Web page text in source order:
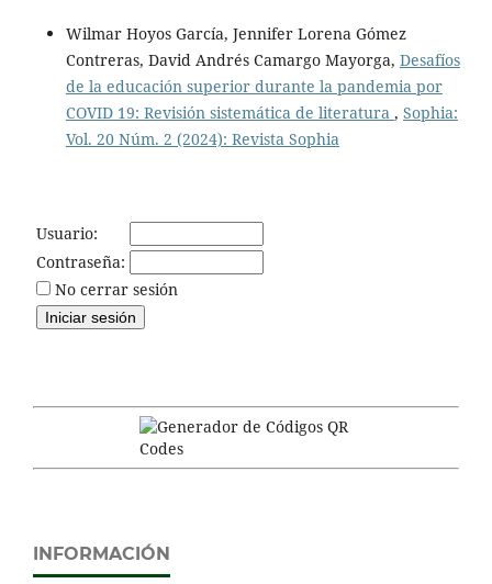
Wilmar Hoyos García, Jennifer Lorena Gómez
Contreras, David Andrés Camargo Mayorga, Desafíos
de la educación superior durante la pandemia por
COVID 19: Revisión sistemática de literatura , Sophia:
Vol. 20 Núm. 2 (2024): Revista Sophia
Usuario:
Contraseña:
No cerrar sesión
INFORMACIÓN